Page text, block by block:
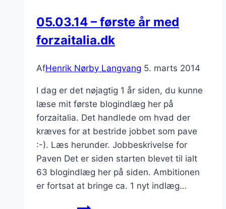
05.03.14 – første år med
forzaitalia.dk
AfHenrik Nørby Langvang 5. marts 2014
I dag er det nøjagtig 1 år siden, du kunne
læse mit første blogindlæg her på
forzaitalia. Det handlede om hvad der
kræves for at bestride jobbet som pave
:-). Læs herunder. Jobbeskrivelse for
Paven Det er siden starten blevet til ialt
63 blogindlæg her på siden. Ambitionen
er fortsat at bringe ca. 1 nyt indlæg…